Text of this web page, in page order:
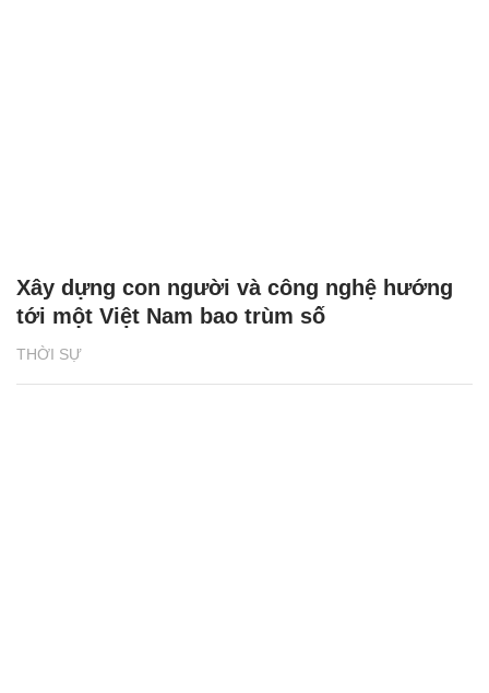
THỜI SỰ
Xây dựng con người và công nghệ hướng
tới một Việt Nam bao trùm số